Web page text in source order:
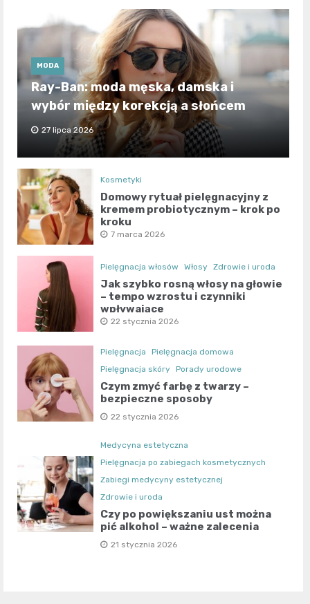
MODA
Ray-Ban: moda męska, damska i
wybór między korekcją a słońcem
27 lipca 2026
Kosmetyki
Domowy rytuał pielęgnacyjny z
kremem probiotycznym – krok po
kroku
7 marca 2026
Pielęgnacja włosów Włosy Zdrowie i uroda
Jak szybko rosną włosy na głowie
– tempo wzrostu i czynniki
wpływające
22 stycznia 2026
Pielęgnacja
Pielęgnacja domowa
Pielęgnacja skóry Porady urodowe
Czym zmyć farbę z twarzy –
bezpieczne sposoby
22 stycznia 2026
Medycyna estetyczna
Pielęgnacja po zabiegach kosmetycznych
Zabiegi medycyny estetycznej
Zdrowie i urodа
Czy po powiększaniu ust można
pić alkohol – ważne zalecenia
21 stycznia 2026